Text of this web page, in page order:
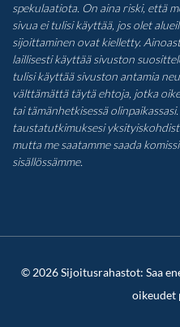
spekulaatiota. On aina riski, että
sivua ei tulisi käyttää, jos olet
sijoittaminen ovat kielletty.
laillisesti käyttää sivuston
tulisi käyttää sivuston antamia
välttämättä täytä ehtoja, jotka
tai tämänhetkisessä
taustatutkimuksesi
mutta me saatamme saada
sisällössämme.
© 2026 Sijoitusrahastot: Saa
oikeudet